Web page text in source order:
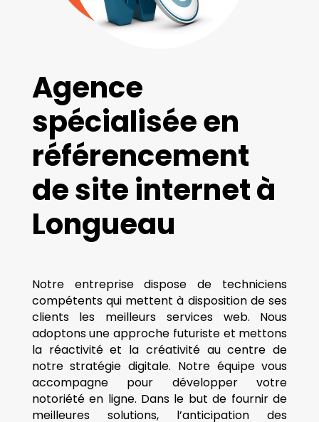
Agence
spécialisée en
référencement
de site internet à
Longueau
Notre entreprise dispose de techniciens
compétents qui mettent à disposition de ses
clients les meilleurs services web. Nous
adoptons une approche futuriste et mettons
la réactivité et la créativité au centre de
notre stratégie digitale. Notre équipe vous
accompagne pour développer votre
notoriété en ligne. Dans le but de fournir de
meilleures solutions, l’anticipation des